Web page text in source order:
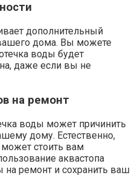
дополнительный
дома. Вы можете
воды будет
даже если вы не
на ремонт
воды может причинить
дому. Естественно,
стоить вам
аквастопа
на ремонт и сохранить ваш